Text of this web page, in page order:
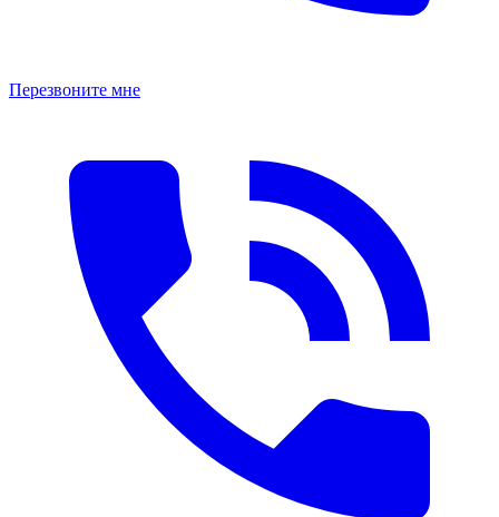
Перезвоните мне